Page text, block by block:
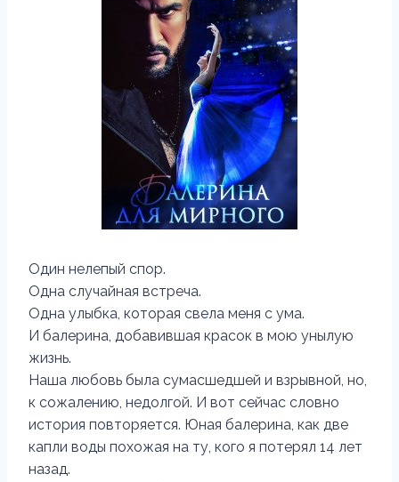
Один нелепый спор.
Одна случайная встреча.
Одна улыбка, которая свела меня с ума.
И балерина, добавившая красок в мою унылую
жизнь.
Наша любовь была сумасшедшей и взрывной, но,
к сожалению, недолгой. И вот сейчас словно
история повторяется. Юная балерина, как две
капли воды похожая на ту, кого я потерял 14 лет
назад.